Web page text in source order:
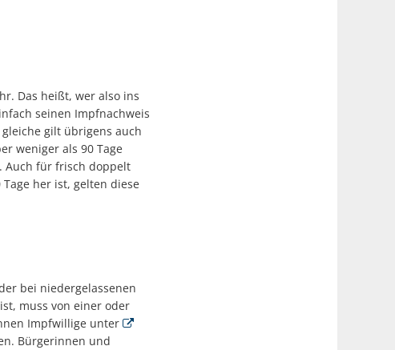
Das heißt, wer also ins
seinen Impfnachweis
gilt übrigens auch
weniger als 90 Tage
Auch für frisch doppelt
her ist, gelten diese
bei niedergelassenen
muss von einer oder
Impfwillige unter
Bürgerinnen und